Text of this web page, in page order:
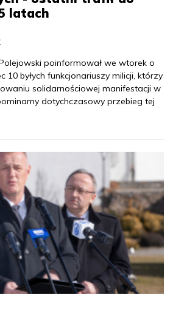
latach
poinformował we wtorek o
10 byłych funkcjonariuszy milicji, którzy
solidarnościowej manifestacji w
dotychczasowy przebieg tej